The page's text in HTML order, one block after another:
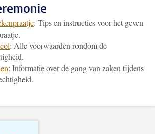
: Tips en instructies voor het geven
: Alle voorwaarden rondom de
: Informatie over de gang van zaken tijdens